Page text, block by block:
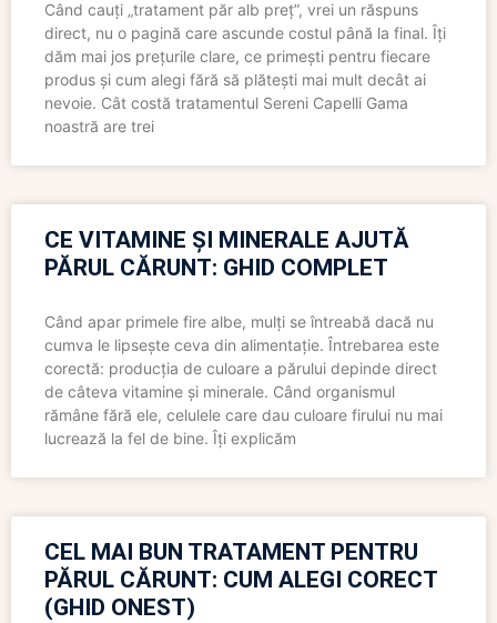
Când cauți „tratament păr alb preț”, vrei un răspuns
direct, nu o pagină care ascunde costul până la final. Îți
dăm mai jos prețurile clare, ce primești pentru fiecare
produs și cum alegi fără să plătești mai mult decât ai
nevoie. Cât costă tratamentul Sereni Capelli Gama
noastră are trei
CE VITAMINE ȘI MINERALE AJUTĂ
PĂRUL CĂRUNT: GHID COMPLET
Când apar primele fire albe, mulți se întreabă dacă nu
cumva le lipsește ceva din alimentație. Întrebarea este
corectă: producția de culoare a părului depinde direct
de câteva vitamine și minerale. Când organismul
rămâne fără ele, celulele care dau culoare firului nu mai
lucrează la fel de bine. Îți explicăm
CEL MAI BUN TRATAMENT PENTRU
PĂRUL CĂRUNT: CUM ALEGI CORECT
(GHID ONEST)